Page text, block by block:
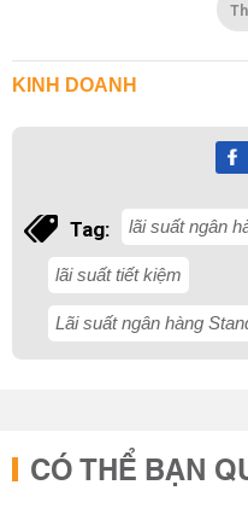
KINH DOANH
Tag: lãi suất ngân
lãi suất tiết kiệm
Lãi suất ngân hàng
CÓ THỂ BẠN